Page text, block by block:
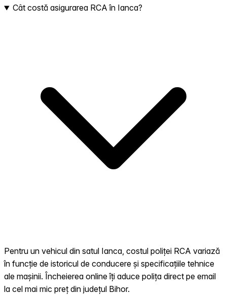
Cât costă asigurarea RCA în Ianca?
Pentru un vehicul din satul Ianca, costul poliței RCA variază
în funcție de istoricul de conducere și specificațiile tehnice
ale mașinii. Încheierea online îți aduce polița direct pe email
la cel mai mic preț din județul Bihor.